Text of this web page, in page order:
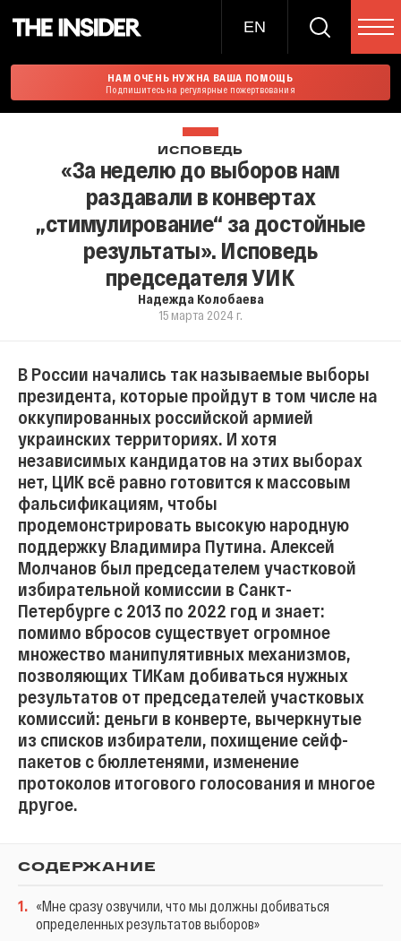
EN
НАМ ОЧЕНЬ НУЖНА ВАША ПОМОЩЬ
Подпишитесь на регулярные пожертвования
ИСПОВЕДЬ
«За неделю до выборов нам
раздавали в конвертах
„стимулирование“ за достойные
результаты». Исповедь
председателя УИК
Надежда Колобаева
15 марта 2024 г.
В России начались так называемые выборы
президента, которые пройдут в том числе на
оккупированных российской армией
украинских территориях. И хотя
независимых кандидатов на этих выборах
нет, ЦИК всё равно готовится к массовым
фальсификациям, чтобы
продемонстрировать высокую народную
поддержку Владимира Путина. Алексей
Молчанов был председателем участковой
избирательной комиссии в Санкт-
Петербурге с 2013 по 2022 год и знает:
помимо вбросов существует огромное
множество манипулятивных механизмов,
позволяющих ТИКам добиваться нужных
результатов от председателей участковых
комиссий: деньги в конверте, вычеркнутые
из списков избиратели, похищение сейф-
пакетов с бюллетенями, изменение
протоколов итогового голосования и многое
другое.
СОДЕРЖАНИЕ
1. «Мне сразу озвучили, что мы должны добиваться
определенных результатов выборов»